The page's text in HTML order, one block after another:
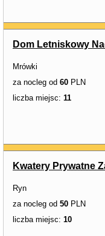
Dom Letniskowy
Mrówki
za nocleg od 60 PLN
liczba miejsc: 11
Kwatery Prywatne
Ryn
za nocleg od 50 PLN
liczba miejsc: 10